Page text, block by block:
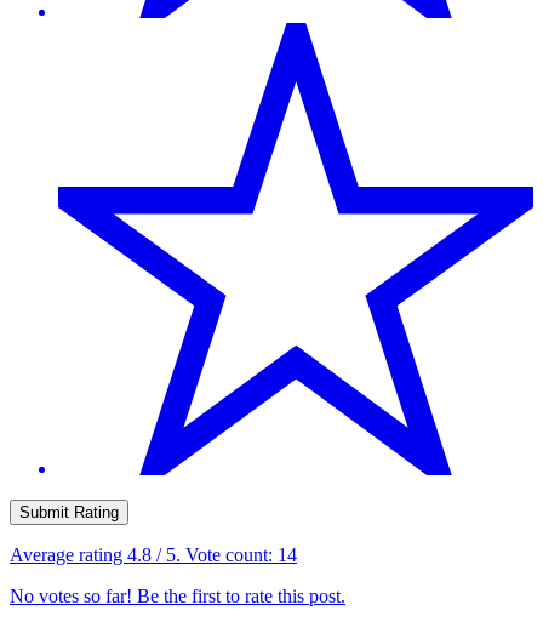
Submit Rating
Average rating 4.8 / 5. Vote count: 14
No votes so far! Be the first to rate this post.